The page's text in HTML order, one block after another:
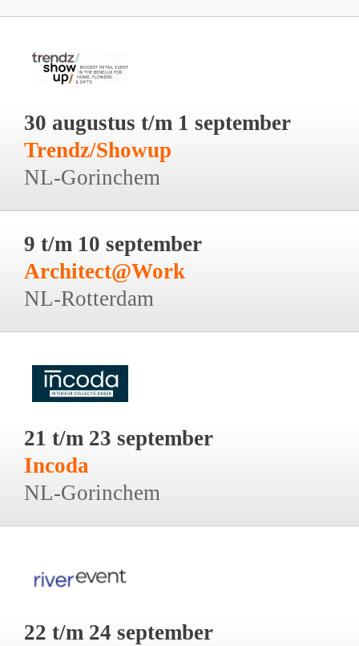
30 augustus t/m 1 september
Trendz/Showup
NL-Gorinchem
9 t/m 10 september
Architect@Work
NL-Rotterdam
21 t/m 23 september
Incoda
NL-Gorinchem
22 t/m 24 september